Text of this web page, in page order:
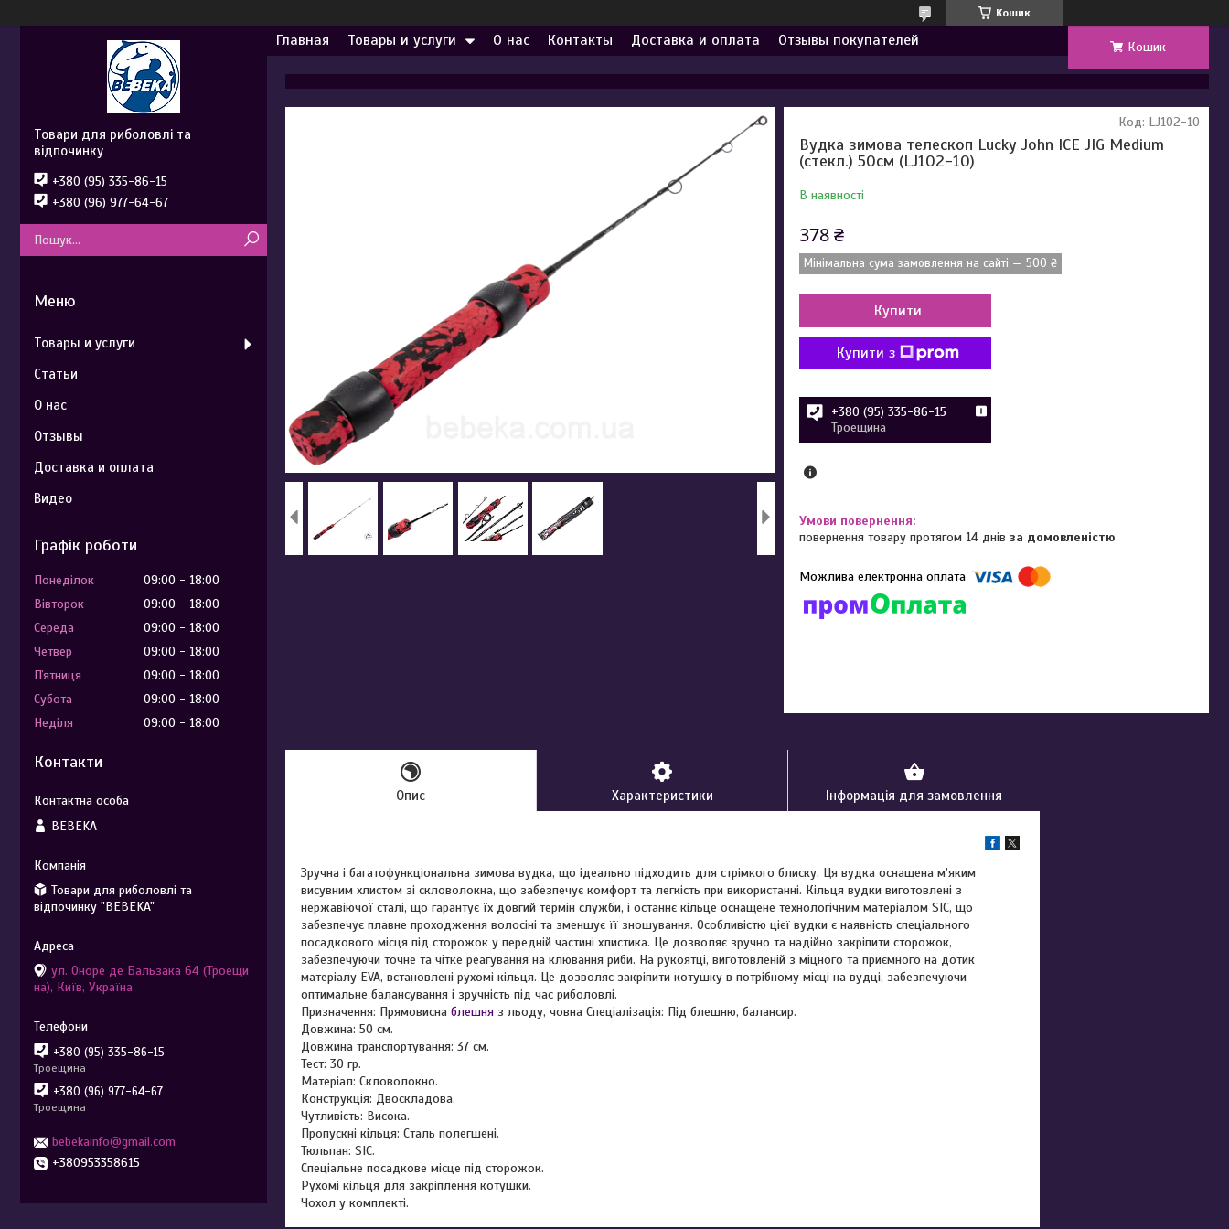
Кошик
Главная Товары и услуги О нас Контакты Доставка и оплата Отзывы покупателей Кошик
Вудка зимова телескоп Lucky John ICE JIG Medium
(стекл.) 50см (LJ102-10)
В наявності
Код: LJ102-10
378 ₴
Мінімальна сума замовлення на сайті — 500 ₴
Купити
Купити з
+380 (95) 335-86-15
Троещина
повернення товару протягом 14 днівза домовленістю
Опис Характеристики Інформація для замовлення
Зручна і багатофункціональна зимова вудка, що ідеально підходить для стрімкого блиску. Ця вудка оснащена м'яким
висувним хлистом зі скловолокна, що забезпечує комфорт та легкість при використанні. Кільця вудки виготовлені з
нержавіючої сталі, що гарантує їх довгий термін служби, і останнє кільце оснащене технологічним матеріалом SIC, що
забезпечує плавне проходження волосіні та зменшує її зношування. Особливістю цієї вудки є наявність спеціального
посадкового місця під сторожок у передній частині хлистика. Це дозволяє зручно та надійно закріпити сторожок,
забезпечуючи точне та чітке реагування на клювання риби. На рукоятці, виготовленій з міцного та приємного на дотик
матеріалу EVA, встановлені рухомі кільця. Це дозволяє закріпити котушку в потрібному місці на вудці, забезпечуючи
оптимальне балансування і зручність під час риболовлі.
Призначення: Прямовисна блешня з льоду, човна Спеціалізація: Під блешню, балансир.
Довжина: 50 см.
Довжина транспортування: 37 см.
Тест: 30 гр.
Матеріал: Скловолокно.
Конструкція: Двоскладова.
Чутливість: Висока.
Пропускні кільця: Сталь полегшені.
Тюльпан: SIC.
Спеціальне посадкове місце під сторожок.
Рухомі кільця для закріплення котушки.
Чохол у комплекті.
Товари для риболовлі та
відпочинку
+380 (95) 335-86-15
+380 (96) 977-64-67
Товары и услуги
Статьи
О нас
Отзывы
Доставка и оплата
Видео
Графік роботи
Понеділок 09:00
18:00
Вівторок
09:00
18:00
Середа
09:00
18:00
Четвер
09:00
18:00
Пʼятниця
09:00
18:00
Субота
09:00
18:00
Неділя
09:00 18:00
Контакти
BEBEKA
Товари для риболовлі та
відпочинку "BEBEKA"
ул. Оноре де Бальзака 64 (Троещи
на), Київ, Україна
+380 (95) 335-86-15
Троещина
+380 (96) 977-64-67
Троещина
bebekainfo@gmail.com
+380953358615